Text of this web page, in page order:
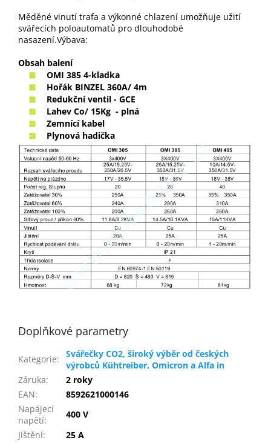
Měděné vinutí trafa a výkonné chlazení umožňuje užití
svářecích poloautomatů pro dlouhodobé
nasazení.Výbava:
Obsah balení
OMI 385 4-kladka
Hořák BINZEL 360A/ 4m
Redukční ventil - GCE
Lahev Co/ 15Kg - plná
Zemnící kabel
Plynová hadička
Doplňkové parametry
Kategorie:
Svářečky CO2, široký výběr od českých
výrobců Kühtreiber, Omicron a Alfa in
Záruka:
2 roky
EAN:
8592621000146
Napájecí
napětí:
400 V
Jištění:
25 A